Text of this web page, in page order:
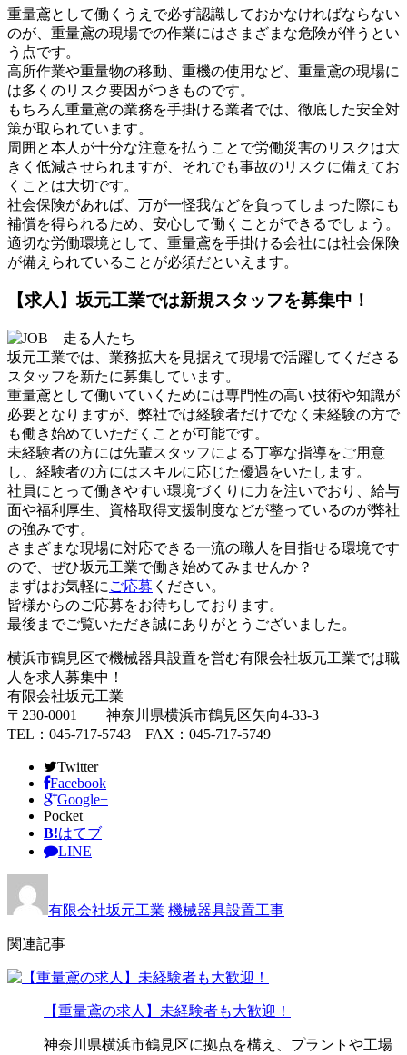
重量鳶として働くうえで必ず認識しておかなければならない
のが、重量鳶の現場での作業にはさまざまな危険が伴うとい
う点です。
高所作業や重量物の移動、重機の使用など、重量鳶の現場に
は多くのリスク要因がつきものです。
もちろん重量鳶の業務を手掛ける業者では、徹底した安全対
策が取られています。
周囲と本人が十分な注意を払うことで労働災害のリスクは大
きく低減させられますが、それでも事故のリスクに備えてお
くことは大切です。
社会保険があれば、万が一怪我などを負ってしまった際にも
補償を得られるため、安心して働くことができるでしょう。
適切な労働環境として、重量鳶を手掛ける会社には社会保険
が備えられていることが必須だといえます。
【求人】坂元工業では新規スタッフを募集中！
坂元工業では、業務拡大を見据えて現場で活躍してくださる
スタッフを新たに募集しています。
重量鳶として働いていくためには専門性の高い技術や知識が
必要となりますが、弊社では経験者だけでなく未経験の方で
も働き始めていただくことが可能です。
未経験者の方には先輩スタッフによる丁寧な指導をご用意
し、経験者の方にはスキルに応じた優遇をいたします。
社員にとって働きやすい環境づくりに力を注いでおり、給与
面や福利厚生、資格取得支援制度などが整っているのが弊社
の強みです。
さまざまな現場に対応できる一流の職人を目指せる環境です
ので、ぜひ坂元工業で働き始めてみませんか？
まずはお気軽に ご応募 ください。
皆様からのご応募をお待ちしております。
最後までご覧いただき誠にありがとうございました。
横浜市鶴見区で機械器具設置を営む有限会社坂元工業では職
人を求人募集中！
有限会社坂元工業
〒230-0001 神奈川県横浜市鶴見区矢向4-33-3
TEL：045-717-5743 FAX：045-717-5749
Twitter
Facebook
Google+
Pocket
B!はてブ
LINE
有限会社坂元工業 機械器具設置工事
関連記事
【重量鳶の求人】未経験者も大歓迎！
神奈川県横浜市鶴見区に拠点を構え、プラントや工場